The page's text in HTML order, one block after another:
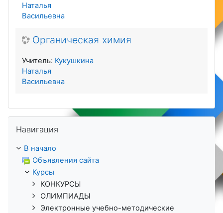
Наталья
Васильевна
Органическая химия
Учитель: Кукушкина
Наталья
Васильевна
Навигация
В начало
Объявления сайта
Курсы
КОНКУРСЫ
ОЛИМПИАДЫ
Электронные учебно-методические